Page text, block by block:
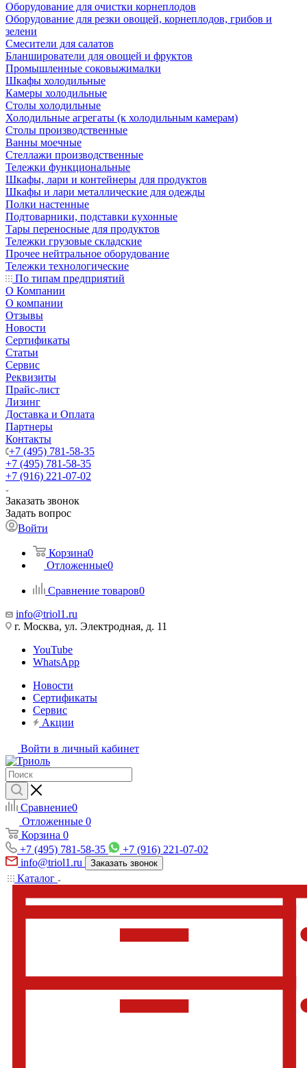
Оборудование для очистки корнеплодов
Оборудование для резки овощей, корнеплодов, грибов и
зелени
Смесители для салатов
Бланширователи для овощей и фруктов
Промышленные соковыжималки
Шкафы холодильные
Камеры холодильные
Столы холодильные
Холодильные агрегаты (к холодильным камерам)
Столы производственные
Ванны моечные
Стеллажи производственные
Тележки функциональные
Шкафы, лари и контейнеры для продуктов
Шкафы и лари металлические для одежды
Полки настенные
Подтоварники, подставки кухонные
Тары переносные для продуктов
Тележки грузовые складские
Прочее нейтральное оборудование
Тележки технологические
По типам предприятий
О Компании
О компании
Отзывы
Новости
Сертификаты
Статьи
Сервис
Реквизиты
Прайс-лист
Лизинг
Доставка и Оплата
Партнеры
Контакты
+7 (495) 781-58-35
+7 (495) 781-58-35
+7 (916) 221-07-02
Заказать звонок
Задать вопрос
Войти
Корзина0
Отложенные0
Сравнение товаров0
info@triol1.ru
г. Москва, ул. Электродная, д. 11
YouTube
WhatsApp
Новости
Сертификаты
Сервис
Акции
Войти в личный кабинет
Сравнение0
Отложенные 0
Корзина 0
+7 (495) 781-58-35
+7 (916) 221-07-02
info@triol1.ru
Заказать звонок
Каталог